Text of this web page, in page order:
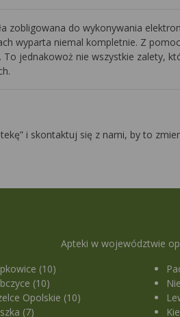
zobligowana do wykonywania
wyparta niemal kompletnie. Z
jednakowoż nie wszystkie zalety,
i skontaktuj się z nami, by to
Apteki w województwie
(10)
(10)
Opolskie (10)
(7)